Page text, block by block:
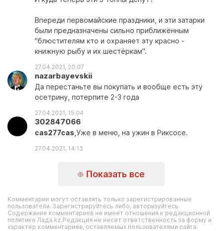
Впереди первомайские праздники, и эти затарки
были предназначены сильно приближённым
"блюстителям кто и охраняет эту красно -
книжную рыбу и их шестёркам".
27.04.2021, 20:07
nazarbayevskii
Да перестаньте вы покупать и вообще есть эту
осетрину, потерпите 2-3 года
27.04.2021, 15:04
302847066
cas277cas ,Уже в меню, на ужин в Риксосе.
27.04.2021, 14:13
Показать все
Комментарии могут оставлять только зарегистрированные
пользователи. Зарегистрируйтесь либо, авторизуйтесь.
Содержание комментариев не имеет отношения к редакционной
политике Лада.kz.Редакция не несет ответственность за форму и
характер комментариев, оставляемых пользователями сайта.